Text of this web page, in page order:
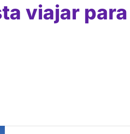
viajar para